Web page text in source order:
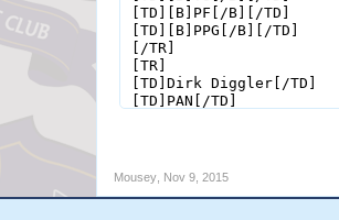
<tbody>[TR]
[TD="class: xl67, width:
[TD="class: xl68, width:
[TD="class: xl68, width:
[TD="class: xl68, width:
[TR]
Mousey, Nov 9, 2015